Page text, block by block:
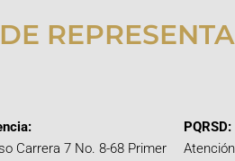
Carrera 7 No. 8-68 Primer
PQRSD: